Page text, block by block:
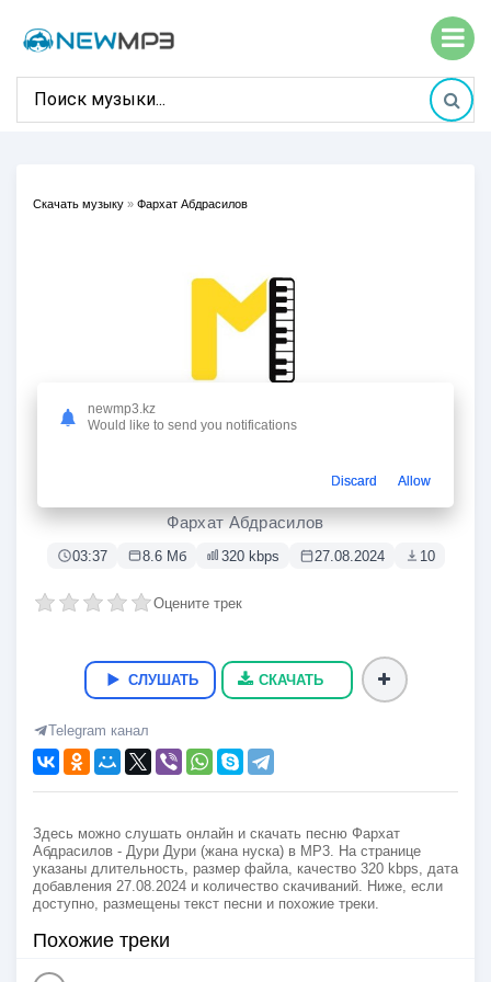
Скачать музыку » Фархат Абдрасилов
Фархат Абдрасилов
03:37 8.6 Мб 320 kbps 27.08.2024 10
Оцените трек
СЛУШАТЬ СКАЧАТЬ
Telegram канал
Здесь можно слушать онлайн и скачать песню Фархат
Абдрасилов - Дури Дури (жана нуска) в MP3. На странице
указаны длительность, размер файла, качество 320 kbps, дата
добавления 27.08.2024 и количество скачиваний. Ниже, если
доступно, размещены текст песни и похожие треки.
Похожие треки
newmp3.kz
Would like to send you notifications
Discard Allow